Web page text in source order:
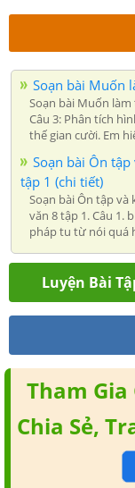
Soạn bài Muốn
Soạn bài Muốn làm
Câu 3: Phân tích
thế gian cười. Em
Soạn bài Ôn
tập 1 (chi tiết)
Soạn bài Ôn tập và
văn 8 tập 1. Câu 1.
pháp tu từ nói quá
Luyện Bài
Tham Gia
Chia Sẻ,